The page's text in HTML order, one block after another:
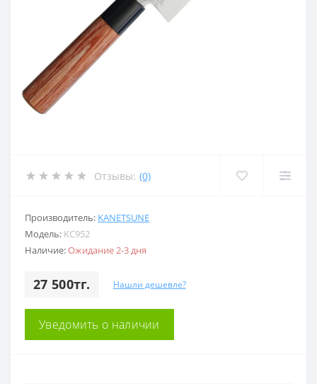
Отзывы: (0)
Производитель: KANETSUNE
Модель: KC952
Наличие:Ожидание 2-3 дня
27 500тг. Нашли дешевле?
Уведомить о наличии